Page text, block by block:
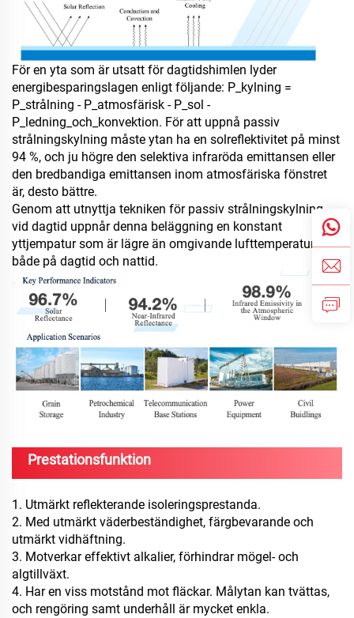
För en yta som är utsatt för dagtidshimlen lyder
energibesparingslagen enligt följande: P_kylning =
P_strålning - P_atmosfärisk - P_sol -
P_ledning_och_konvektion. För att uppnå passiv
strålningskylning måste ytan ha en solreflektivitet på minst
94 %, och ju högre den selektiva infraröda emittansen eller
den bredbandiga emittansen inom atmosfäriska fönstret
är, desto bättre.
Genom att utnyttja tekniken för passiv strålningskylning
vid dagtid uppnår denna beläggning en konstant
yttjempatur som är lägre än omgivande lufttemperatur
både på dagtid och nattid.
Prestationsfunktion
1. Utmärkt reflekterande isoleringsprestanda.
2. Med utmärkt väderbeständighet, färgbevarande och
utmärkt vidhäftning.
3. Motverkar effektivt alkalier, förhindrar mögel- och
algtillväxt.
4. Har en viss motstånd mot fläckar. Målytan kan tvättas,
och rengöring samt underhåll är mycket enkla.